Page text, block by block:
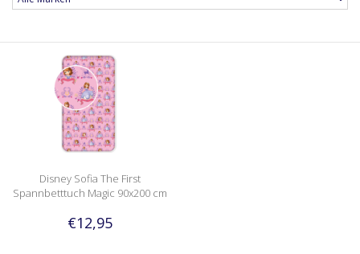
Disney Sofia The First
Spannbetttuch Magic 90x200 cm
€12,95